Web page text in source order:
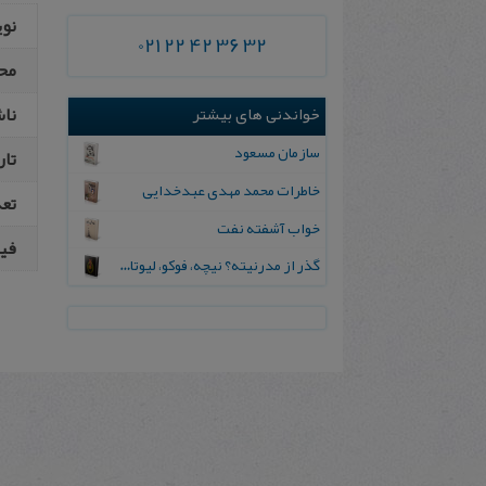
021 22 42 36 32
خواندنی های بیشتر
سازمان مسعود
خاطرات‌ محمد مهدی‌ عبدخدایی‌
خواب آشفته نفت
گذر از مدرنیته؟ نیچه، فوکو، لیوتار و دریدا